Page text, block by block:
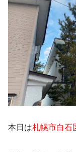
本日は札幌市白石